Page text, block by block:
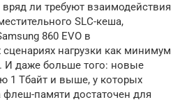
вряд ли требуют взаимодействия
SLC-кеша,
860 EVO в
сценариях нагрузки как минимум
И даже больше того: новые
1 Тбайт и выше, у которых
памяти достаточен для